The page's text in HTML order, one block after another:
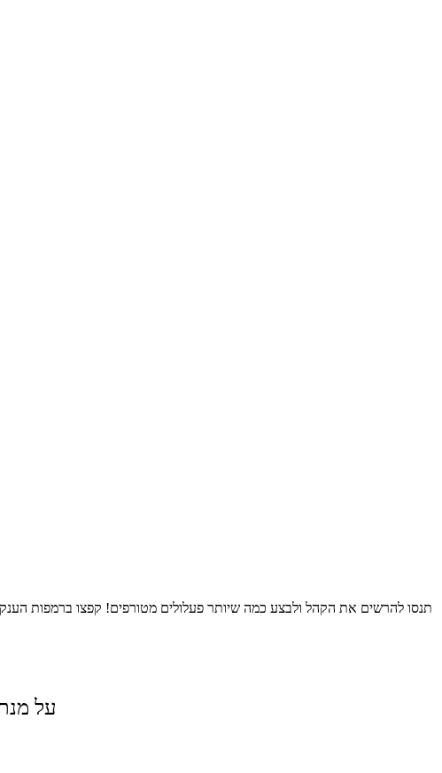
תנסו להרשים את הקהל ולבצע כמה שיותר פעלולים מטורפים! קפצו ברמפות
על